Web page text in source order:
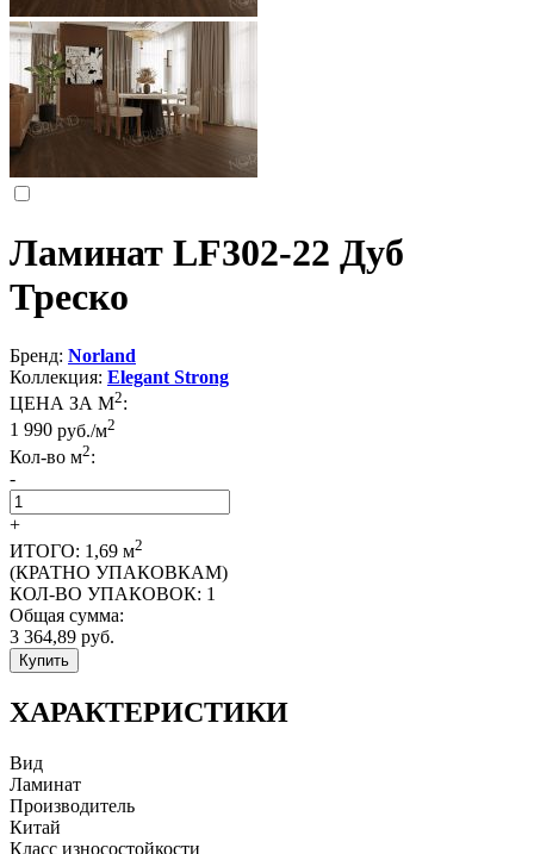
Ламинат LF302-22 Дуб
Треско
Бренд: Norland
Коллекция: Elegant Strong
ЦЕНА ЗА М2:
1 990 руб./м2
Кол-во м2:
-
+
ИТОГО: 1,69 м2
(КРАТНО УПАКОВКАМ)
КОЛ-ВО УПАКОВОК: 1
Общая сумма:
3 364,89 руб.
Купить
ХАРАКТЕРИСТИКИ
Вид
Ламинат
Производитель
Китай
Класс износостойкости